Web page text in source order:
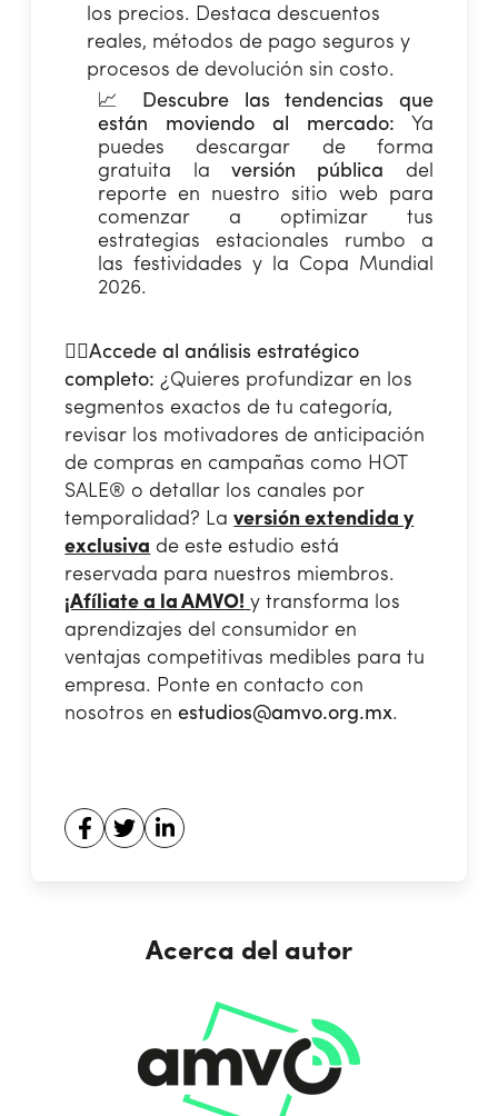
los precios. Destaca descuentos
reales, métodos de pago seguros y
procesos de devolución sin costo.
📈
Descubre las tendencias que
están moviendo al mercado: Ya
puedes descargar de forma
gratuita la versión pública del
reporte en nuestro sitio web para
comenzar a optimizar tus
estrategias estacionales rumbo a
las festividades y la Copa Mundial
2026.
👉🏻Accede al análisis estratégico
completo: ¿Quieres profundizar en los
segmentos exactos de tu categoría,
revisar los motivadores de anticipación
de compras en campañas como HOT
SALE® o detallar los canales por
temporalidad? Laversión extendida y
exclusiva de este estudio está
reservada para nuestros miembros.
¡Afíliate a la AMVO! y transforma los
aprendizajes del consumidor en
ventajas competitivas medibles para tu
empresa. Ponte en contacto con
nosotros enestudios@amvo.org.mx.
Acerca del autor